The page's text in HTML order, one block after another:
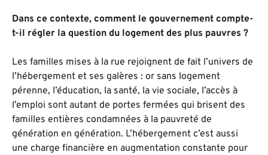
Dans ce contexte, comment le gouvernement compte-
t-il régler la question du logement des plus pauvres ?
Les familles mises à la rue rejoignent de fait l’univers de
l’hébergement et ses galères : or sans logement
pérenne, l’éducation, la santé, la vie sociale, l’accès à
l’emploi sont autant de portes fermées qui brisent des
familles entières condamnées à la pauvreté de
génération en génération. L’hébergement c’est aussi
une charge financière en augmentation constante pour